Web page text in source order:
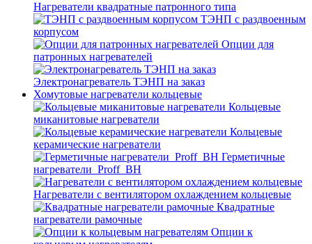
Нагреватели квадратные патронного типа
ТЭНП с раздвоенным
корпусом
Опции для
патронных нагревателей
Электронагреватель ТЭНП на заказ
Хомутовые нагреватели кольцевые
Кольцевые
миканитовые нагреватели
Кольцевые
керамические нагреватели
Герметичные
нагреватели_Proff_BH
Нагреватели с вентилятором охлаждением кольцевые
Квадратные
нагреватели рамочные
Опции к